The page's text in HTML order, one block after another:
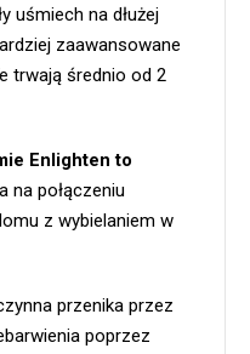
uśmiech na dłużej
zaawansowane
trwają średnio od 2
Enlighten to
na połączeniu
z wybielaniem w
przenika przez
poprzez